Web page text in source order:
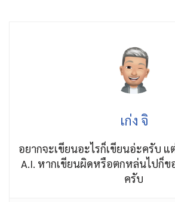
เก่ง จิ
อยากจะเขียนอะไรก็เขียนอ่ะครับ
A.I. หากเขียนผิดหรือตกหล่นไปก็
ครับ